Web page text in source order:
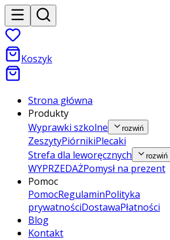
Koszyk
Strona główna
Produkty
Wyprawki szkolne
rozwiń
ZeszytyPiórnikiPlecaki
Strefa dla leworęcznych
rozwiń
WYPRZEDAŻPomysł na prezent
Pomoc
PomocRegulaminPolityka
prywatnościDostawaPłatności
Blog
Kontakt